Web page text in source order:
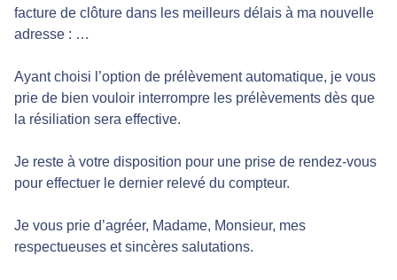
facture de clôture dans les meilleurs délais à ma nouvelle
adresse : …
Ayant choisi l’option de prélèvement automatique, je vous
prie de bien vouloir interrompre les prélèvements dès que
la résiliation sera effective.
Je reste à votre disposition pour une prise de rendez-vous
pour effectuer le dernier relevé du compteur.
Je vous prie d’agréer, Madame, Monsieur, mes
respectueuses et sincères salutations.